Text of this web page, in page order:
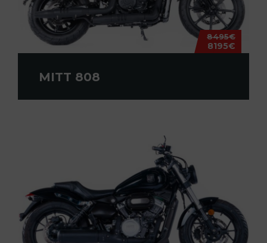
8495€
8195€
MITT 808